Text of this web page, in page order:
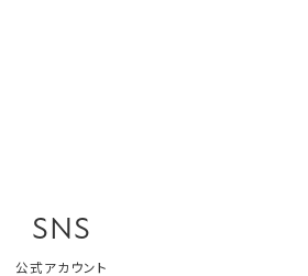
SNS
公式アカウント